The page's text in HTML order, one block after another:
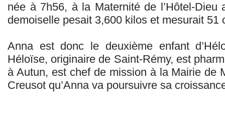
née à 7h56, à la Maternité de l’Hôtel-Dieu
demoiselle pesait 3,600 kilos et mesurait 51
Anna est donc le deuxième enfant
Héloïse, originaire de Saint-Rémy, est
à Autun, est chef de mission à la Mairie de
Creusot qu’Anna va poursuivre sa